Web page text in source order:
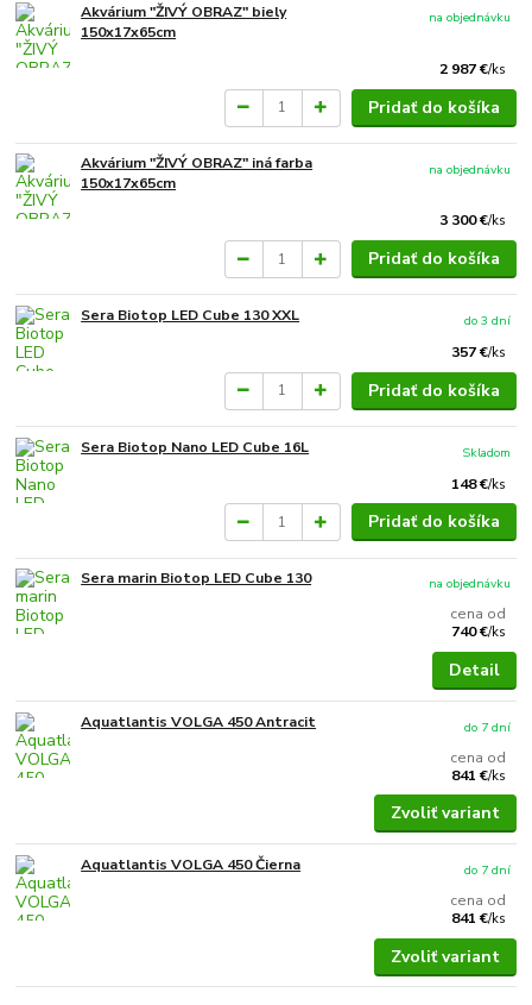
Akvárium "ŽIVÝ OBRAZ" biely
150x17x65cm
2 987 €/ks
na objednávku
Pridať do košíka
Akvárium "ŽIVÝ OBRAZ" iná farba
150x17x65cm
3 300 €/ks
na objednávku
Pridať do košíka
Sera Biotop LED Cube 130 XXL
357 €/ks
do 3 dní
Pridať do košíka
Sera Biotop Nano LED Cube 16L
148 €/ks
Skladom
Pridať do košíka
Sera marin Biotop LED Cube 130
cena od
740 €/ks
na objednávku
Detail
Aquatlantis VOLGA 450 Antracit
cena od
841 €/ks
do 7 dní
Zvoliť variant
Aquatlantis VOLGA 450 Čierna
cena od
841 €/ks
do 7 dní
Zvoliť variant